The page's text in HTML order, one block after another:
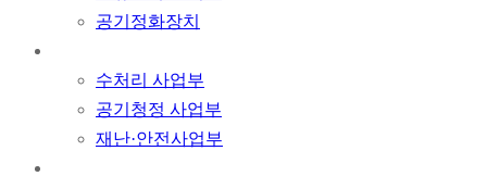
공기정화장치​
수처리 사업부
공기청정 사업부
재난·안전사업부